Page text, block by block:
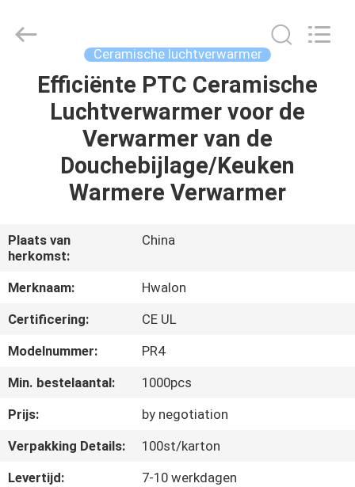
THUIS
PRODUCTEN
FABRIEKSTOCHT
KWALITEITSCONTROLE
NEEM
CONTACT
MET
ONS
OP
Ceramische luchtverwarmer
Efficiënte PTC Ceramische
Luchtverwarmer voor de
Verwarmer van de
Douchebijlage/Keuken
Warmere Verwarmer
Plaats van
herkomst:
China
Merknaam:
Hwalon
Certificering:
CE UL
Modelnummer:
PR4
Min. bestelaantal:
1000pcs
Prijs:
by negotiation
Verpakking Details:
100st/karton
Levertijd:
7-10 werkdagen